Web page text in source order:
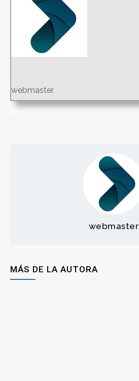
webmaster
webmaster
MÁS DE LA AUTORA